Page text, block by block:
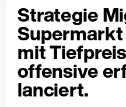
Strategie
Supermarkt
mit
offensive
lanciert.